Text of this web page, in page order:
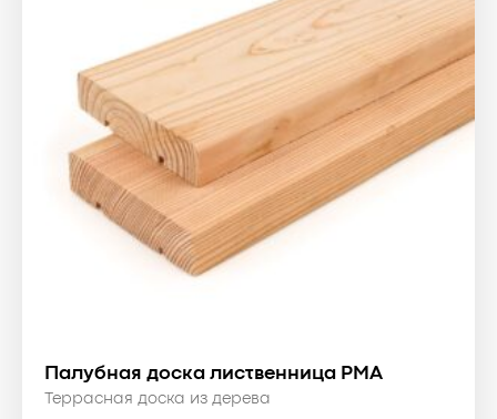
Палубная доска лиственница PMA
Террасная доска из дерева